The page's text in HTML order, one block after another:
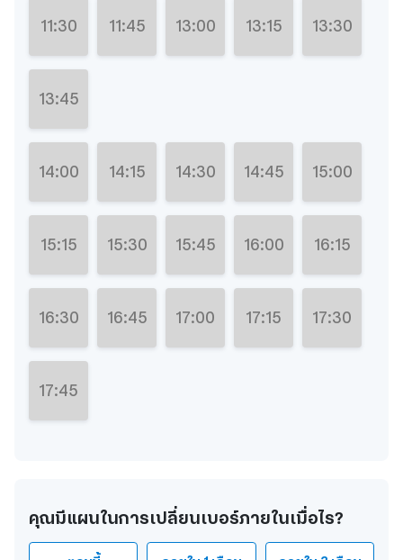
11:30 11:45 13:00 13:15 13:30
13:45
14:00 14:15 14:30 14:45 15:00
15:15 15:30 15:45 16:00 16:15
16:30 16:45 17:00 17:15 17:30
17:45
คุณมีแผนในการเปลี่ยนเบอร์ภายในเมื่อไร?